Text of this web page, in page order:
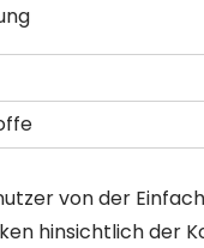
von der
hinsichtlich der